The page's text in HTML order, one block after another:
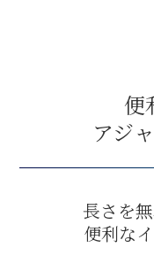
便
アジ
長さを
便利な